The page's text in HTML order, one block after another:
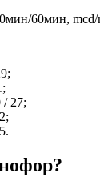
60мин, mcd/
/ 27;